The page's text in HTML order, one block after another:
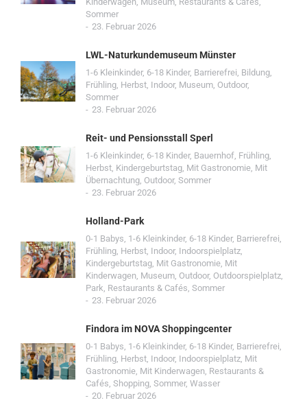
Sommer
23. Februar 2026
LWL-Naturkundemuseum Münster
1-6 Kleinkinder, 6-18 Kinder, Barrierefrei, Bildung,
Frühling, Herbst, Indoor, Museum, Outdoor,
Sommer
23. Februar 2026
Reit- und Pensionsstall Sperl
1-6 Kleinkinder, 6-18 Kinder, Bauernhof, Frühling,
Herbst, Kindergeburtstag, Mit Gastronomie, Mit
Übernachtung, Outdoor, Sommer
23. Februar 2026
Holland-Park
0-1 Babys, 1-6 Kleinkinder, 6-18 Kinder, Barrierefrei,
Frühling, Herbst, Indoor, Indoorspielplatz,
Kindergeburtstag, Mit Gastronomie, Mit
Kinderwagen, Museum, Outdoor, Outdoorspielplatz,
Park, Restaurants & Cafés, Sommer
23. Februar 2026
Findora im NOVA Shoppingcenter
0-1 Babys, 1-6 Kleinkinder, 6-18 Kinder, Barrierefrei,
Frühling, Herbst, Indoor, Indoorspielplatz, Mit
Gastronomie, Mit Kinderwagen, Restaurants &
Cafés, Shopping, Sommer, Wasser
20. Februar 2026